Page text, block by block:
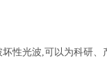
性光波,可以为科研、